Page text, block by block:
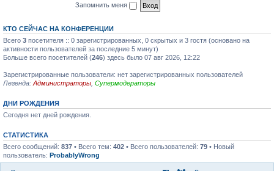
Запомнить меня
КТО СЕЙЧАС НА КОНФЕРЕНЦИИ
Всего 3 посетителя :: 0 зарегистрированных, 0 скрытых и 3 гостя (основано на
активности пользователей за последние 5 минут)
Больше всего посетителей (246) здесь было 07 авг 2026, 12:22
Зарегистрированные пользователи: нет зарегистрированных пользователей
Легенда: Администраторы Супермодераторы
ДНИ РОЖДЕНИЯ
Сегодня нет дней рождения.
СТАТИСТИКА
Всего сообщений: 837 • Всего тем: 402 • Всего пользователей: 79 • Новый
пользователь: ProbablyWrong